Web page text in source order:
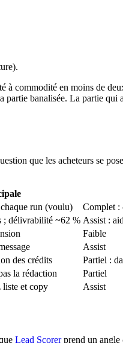
à commodité en moins de
partie banalisée. La partie
que les acheteurs se
run (voulu)
Complet :
; délivrabilité ~62 % Assist :
Faible
Assist
des crédits
Partiel :
la rédaction
Partiel
liste et copy Assist
Lead Scorerprend un angle